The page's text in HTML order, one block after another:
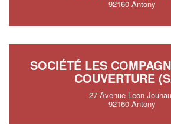
92160 Antony
SOCIÉTÉ LES
COUVERTURE
27 Avenue Leon
92160 Antony